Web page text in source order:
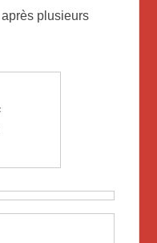
plusieurs